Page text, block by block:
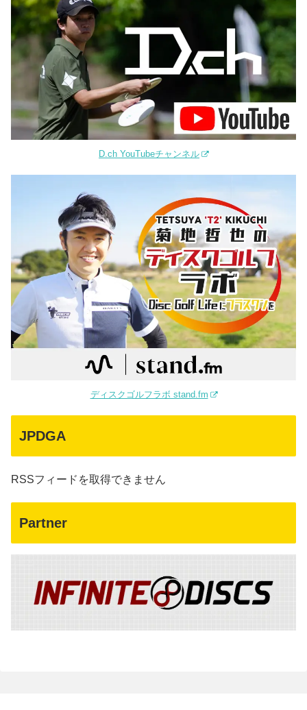
D.ch YouTubeチャンネル
ディスクゴルフラボ stand.fm
JPDGA
RSSフィードを取得できません
Partner